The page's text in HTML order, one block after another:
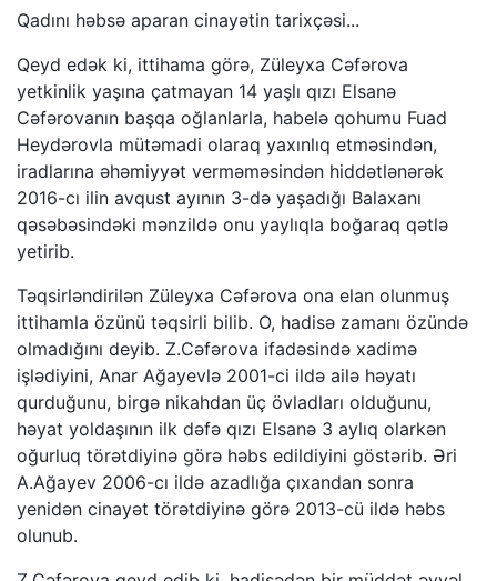
Qadını həbsə aparan cinayətin tarixçəsi...
Qeyd edək ki, ittihama görə, Züleyxa Cəfərova
yetkinlik yaşına çatmayan 14 yaşlı qızı Elsanə
Cəfərovanın başqa oğlanlarla, habelə qohumu Fuad
Heydərovla mütəmadi olaraq yaxınlıq etməsindən,
iradlarına əhəmiyyət verməməsindən hiddətlənərək
2016-cı ilin avqust ayının 3-də yaşadığı Balaxanı
qəsəbəsindəki mənzildə onu yaylıqla boğaraq qətlə
yetirib.
Təqsirləndirilən Züleyxa Cəfərova ona elan olunmuş
ittihamla özünü təqsirli bilib. O, hadisə zamanı özündə
olmadığını deyib. Z.Cəfərova ifadəsində xadimə
işlədiyini, Anar Ağayevlə 2001-ci ildə ailə həyatı
qurduğunu, birgə nikahdan üç övladları olduğunu,
həyat yoldaşının ilk dəfə qızı Elsanə 3 aylıq olarkən
oğurluq törətdiyinə görə həbs edildiyini göstərib. Əri
A.Ağayev 2006-cı ildə azadlığa çıxandan sonra
yenidən cinayət törətdiyinə görə 2013-cü ildə həbs
olunub.